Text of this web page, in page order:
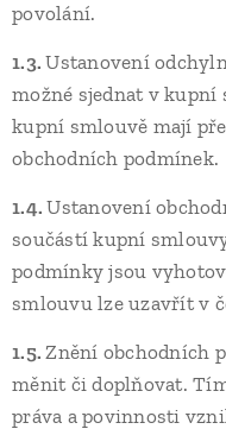
povolání.
1.3.Ustanovení
možné sjednat v kupní
kupní smlouvě mají
obchodních podmínek.
1.4.Ustanovení
součástí kupní
podmínky jsou
smlouvu lze uzavřít v
1.5.Znění obchodních
měnit či doplňovat.
práva a povinnosti